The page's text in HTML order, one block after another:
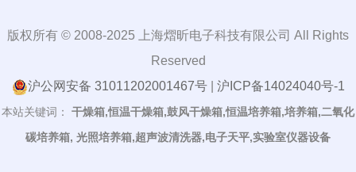
版权所有 © 2008-2025 上海熠昕电子科技有限公司 All Rights
Reserved
沪公网安备 31011202001467号| 沪ICP备14024040号-1
本站关键词：
干燥箱,恒温干燥箱,鼓风干燥箱,恒温培养箱,培养箱,二氧化
碳培养箱, 光照培养箱,超声波清洗器,电子天平,实验室仪器设备